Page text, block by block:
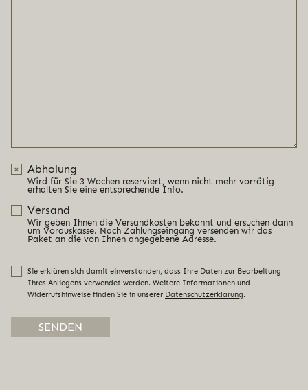
Abholung
Wird für Sie 3 Wochen reserviert, wenn nicht mehr vorrätig
erhalten Sie eine entsprechende Info.
Versand
Wir geben Ihnen die Versandkosten bekannt und ersuchen dann
um Vorauskasse. Nach Zahlungseingang versenden wir das
Paket an die von Ihnen angegebene Adresse.
Sie erklären sich damit einverstanden, dass Ihre Daten zur Bearbeitung
Ihres Anliegens verwendet werden. Weitere Informationen und
Widerrufshinweise finden Sie in unserer Datenschutzerklärung.